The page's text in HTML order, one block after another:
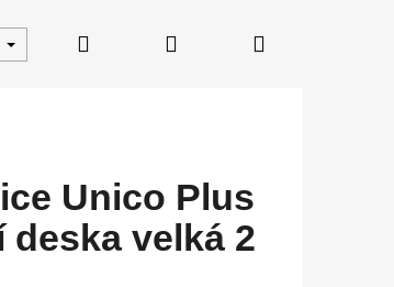
Hledat PřihlášeníNákupní
Unico Plus
deska velká 2